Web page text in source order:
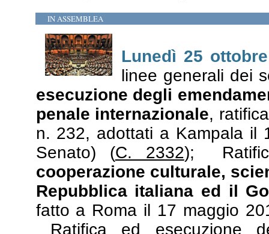
IN ASSEMBLEA
Lunedì 25 ottobre
linee generali dei
esecuzione degli
penale internazionale,
n. 232, adottati a Kampala il
Senato) (C. 2332);
cooperazione culturale,
Repubblica italiana ed il
fatto a Roma il 17 maggio
Ratifica ed esecuzione